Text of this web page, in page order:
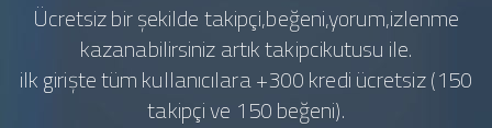
Ücretsiz bir şekilde takipçi,beğeni,yorum,izlenme
kazanabilirsiniz artık takipcikutusu ile.
ilk girişte tüm kullanıcılara +300 kredi ücretsiz (150
takipçi ve 150 beğeni).